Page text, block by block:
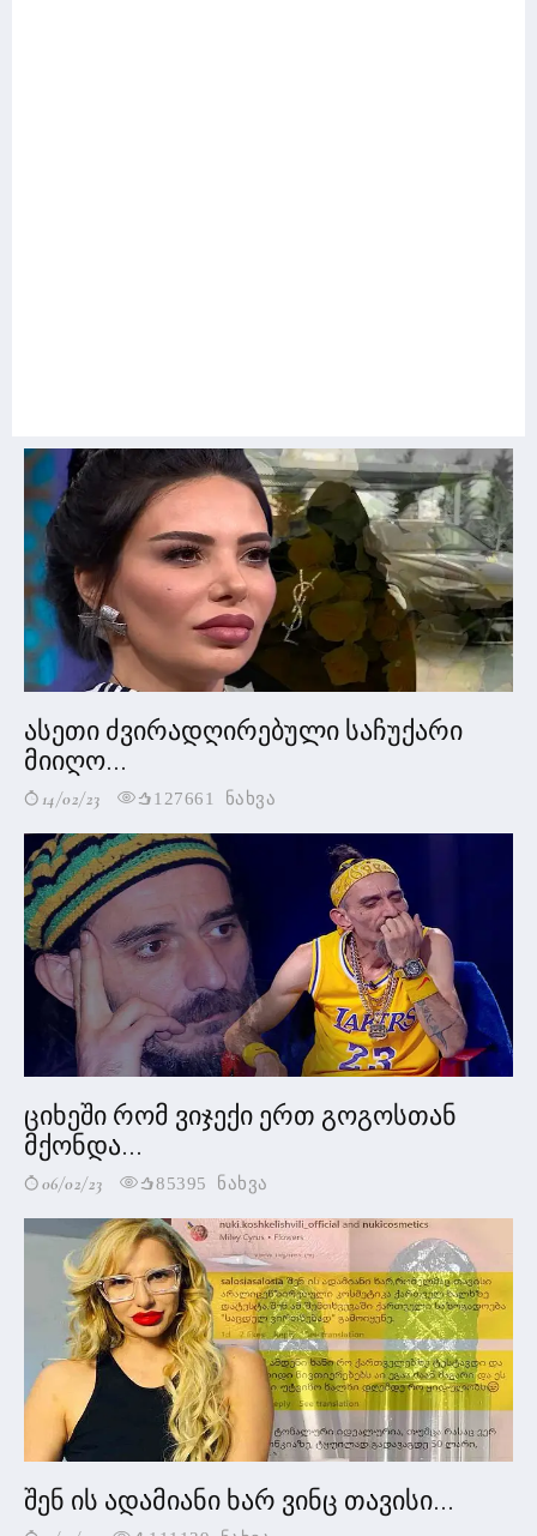
ასეთი ძვირადღირებული საჩუქარი
მიიღო...
14/02/23 127661 ნახვა
ციხეში რომ ვიჯექი ერთ გოგოსთან
მქონდა...
06/02/23 85395 ნახვა
შენ ის ადამიანი ხარ ვინც თავისი...